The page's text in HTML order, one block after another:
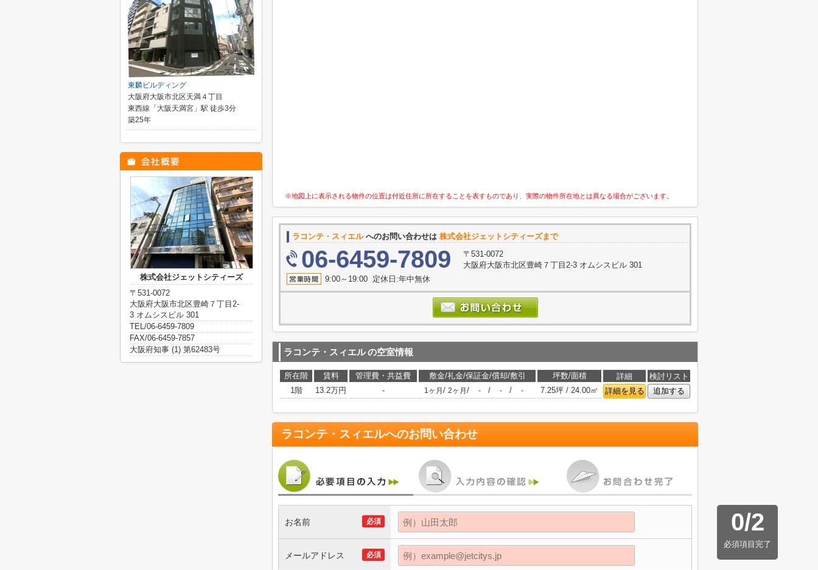
※地図上に表示される物件の位置は付近住所に所在することを表すものであり、実際の物件所在地とは異なる場合がございます。
ラコンテ・スィエルへのお問い合わせは 株式会社ジェットシティーズまで
06-6459-7809
〒531-0072
大阪府大阪市北区豊崎７丁目2-3 オムシスビル 301
9:00～19:00 定休日:年中無休
ラコンテ・スィエルの空室情報
所在階 賃料 管理費・共益費 敷金/礼金/保証金/償却/敷引 坪数/面積 詳細
検討リスト
1階
13.2万円 - 1ヶ月 / 2ヶ月 / - / - / - 7.25坪 / 24.00㎡ 詳細を見る 追加する
ラコンテ・スィエルへのお問い合わせ
0/2
必須項目完了
必須
お名前
必須
メールアドレス
東麟ビルディング
大阪府大阪市北区天満４丁目
東西線「大阪天満宮」駅 徒歩3分
築25年
株式会社ジェットシティーズ
〒531-0072
大阪府大阪市北区豊崎７丁目2-
3 オムシスビル 301
TEL/06-6459-7809
FAX/06-6459-7857
大阪府知事 (1) 第62483号